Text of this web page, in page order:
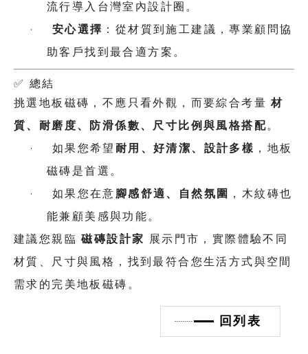
流行導入台灣室內設計圈。
· 安心選擇 ：從材質到施工建議，專業顧問協
助客戶找到最合適方案。
✅ 總結
挑選地板磁磚，不應只看外觀，而要綜合考量材
質、耐磨度、防滑係數、尺寸比例與風格搭配。
· 如果您希望 耐用、好清潔、設計多樣 ，地板
磁磚是首選。
· 如果您在意 腳感舒適、自然氛圍 ，木紋磚也
能兼顧美感與功能。
建議您親臨磁磚設計家
展示門市，實際體驗不同
材質、尺寸與風格，找到最符合您生活方式與空間
需求的完美地板磁磚。
回列表